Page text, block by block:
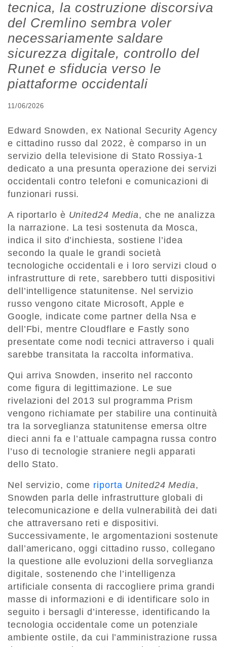
tecnica, la costruzione discorsiva
del Cremlino sembra voler
necessariamente saldare
sicurezza digitale, controllo del
Runet e sfiducia verso le
piattaforme occidentali
11/06/2026
Edward Snowden, ex National Security Agency
e cittadino russo dal 2022, è comparso in un
servizio della televisione di Stato Rossiya-1
dedicato a una presunta operazione dei servizi
occidentali contro telefoni e comunicazioni di
funzionari russi.
A riportarlo è United24 Media, che ne analizza
la narrazione. La tesi sostenuta da Mosca,
indica il sito d’inchiesta, sostiene l’idea
secondo la quale le grandi società
tecnologiche occidentali e i loro servizi cloud o
infrastrutture di rete, sarebbero tutti dispositivi
dell’intelligence statunitense. Nel servizio
russo vengono citate Microsoft, Apple e
Google, indicate come partner della Nsa e
dell’Fbi, mentre Cloudflare e Fastly sono
presentate come nodi tecnici attraverso i quali
sarebbe transitata la raccolta informativa.
Qui arriva Snowden, inserito nel racconto
come figura di legittimazione. Le sue
rivelazioni del 2013 sul programma Prism
vengono richiamate per stabilire una continuità
tra la sorveglianza statunitense emersa oltre
dieci anni fa e l’attuale campagna russa contro
l’uso di tecnologie straniere negli apparati
dello Stato.
Nel servizio, come riporta United24 Media,
Snowden parla delle infrastrutture globali di
telecomunicazione e della vulnerabilità dei dati
che attraversano reti e dispositivi.
Successivamente, le argomentazioni sostenute
dall’americano, oggi cittadino russo, collegano
la questione alle evoluzioni della sorveglianza
digitale, sostenendo che l’intelligenza
artificiale consenta di raccogliere prima grandi
masse di informazioni e di identificare solo in
seguito i bersagli d’interesse, identificando la
tecnologia occidentale come un potenziale
ambiente ostile, da cui l’amministrazione russa